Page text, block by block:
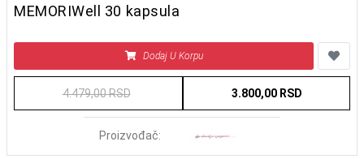
MEMORIWell 30 kapsula
Dodaj U Korpu
4.479,00 RSD 3.800,00 RSD
Proizvođač: